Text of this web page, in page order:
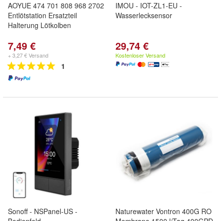
AOYUE 474 701 808 968 2702
Entlötstation Ersatzteil
Halterung Lötkolben
7,49 €
+ 3,27 € Versand
1
IMOU - IOT-ZL1-EU -
Wasserlecksensor
29,74 €
Kostenloser Versand
Sonoff - NSPanel-US -
Naturewater Vontron 400G RO